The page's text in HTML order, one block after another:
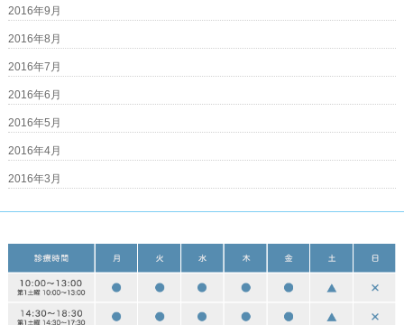
2016年9月
2016年8月
2016年7月
2016年6月
2016年5月
2016年4月
2016年3月